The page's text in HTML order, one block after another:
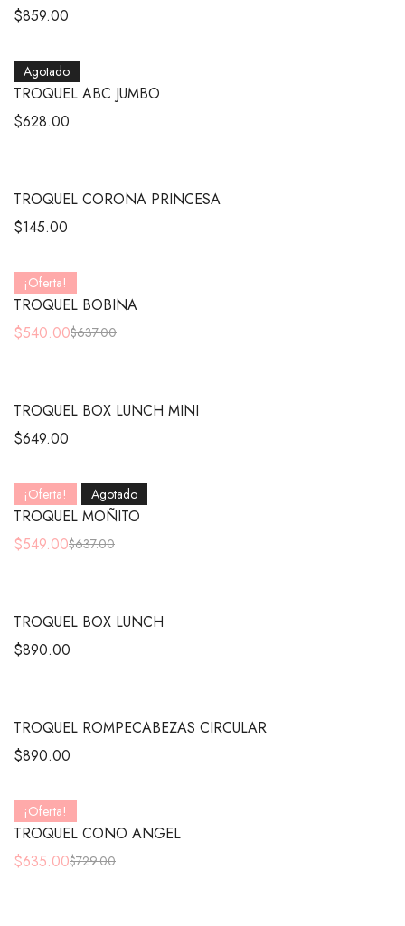
$859.00
Agotado
TROQUEL ABC JUMBO
$628.00
TROQUEL CORONA PRINCESA
$145.00
¡Oferta!
TROQUEL BOBINA
$637.00
$540.00
TROQUEL BOX LUNCH MINI
$649.00
¡Oferta! Agotado
TROQUEL MOÑITO
$637.00
$549.00
TROQUEL BOX LUNCH
$890.00
TROQUEL ROMPECABEZAS CIRCULAR
$890.00
¡Oferta!
TROQUEL CONO ANGEL
$729.00
$635.00